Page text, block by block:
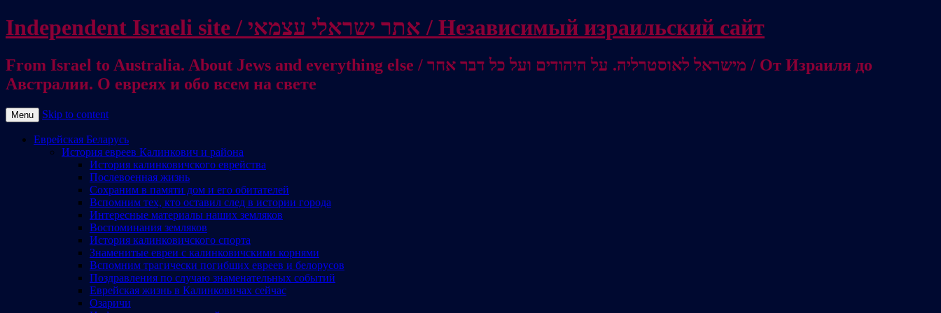
Independent Israeli site / אתר ישראלי עצמאי / Независимый израильский сайт
From Israel to Australia. About Jews and everything else / מישראל לאוסטרליה. על היהודים ועל כל דבר אחר / От Израиля до
Австралии. О евреях и обо всем на свете
Menu Skip to content
Еврейская Беларусь
История евреев Калинкович и района
История калинковичского еврейства
Послевоенная жизнь
Сохраним в памяти дом и его обитателей
Вспомним тех, кто оставил след в истории города
Интересные материалы наших земляков
Воспоминания земляков
История калинковичского спорта
Знаменитые евреи с калинковичскими корнями
Вспомним трагически погибших евреев и белорусов
Поздравления по случаю знаменательных событий
Еврейская жизнь в Калинковичах сейчас
Озаричи